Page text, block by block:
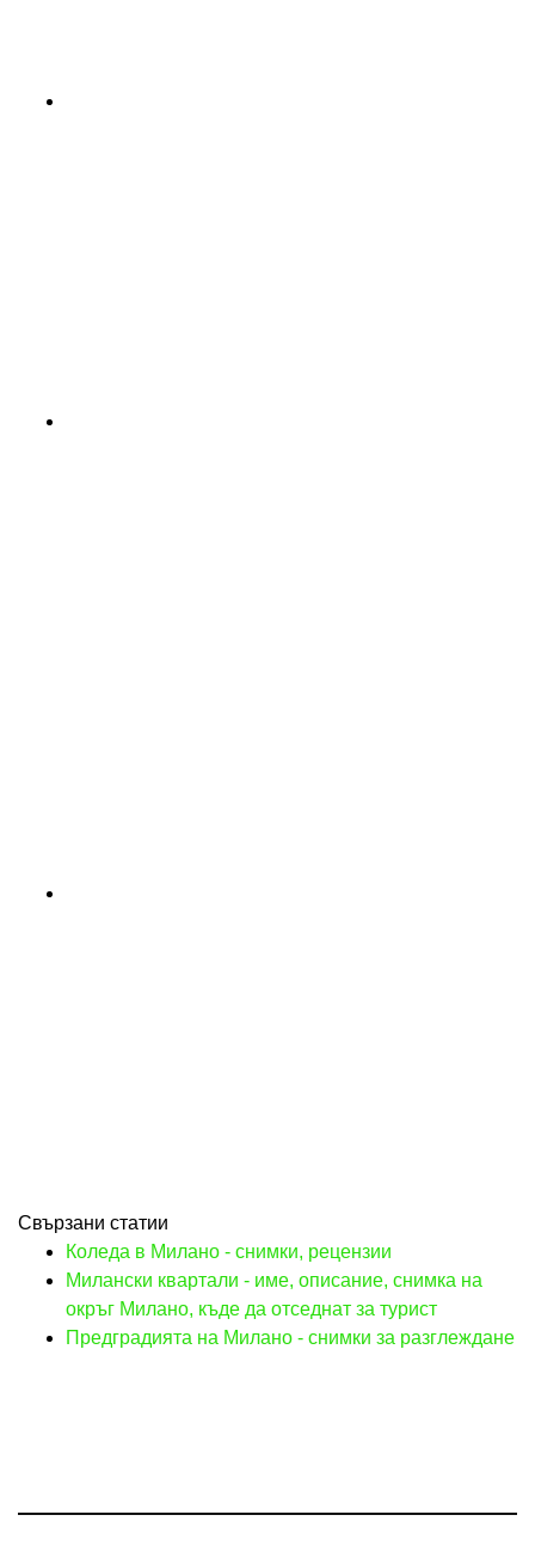
Свързани статии
Коледа в Милано - снимки, рецензии
Милански квартали - име, описание, снимка на
окръг Милано, къде да отседнат за турист
Предградията на Милано - снимки за разглеждане